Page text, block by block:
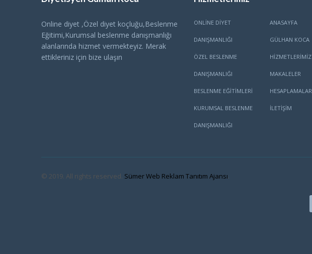
Online diyet ,Özel diyet koçluğu,Beslenme
Eğitimi,Kurumsal beslenme danışmanlığı
alanlarında hizmet vermekteyiz. Merak
ettikleriniz için bize ulaşın
ONLINE DIYET
DANIŞMANLIĞI
ÖZEL BESLENME
DANIŞMANLIĞI
BESLENME EĞITIMLERI
KURUMSAL BESLENME
DANIŞMANLIĞI
ANASAYFA
GÜLHAN KOCA
HİZMETLERİMİZ
MAKALELER
HESAPLAMALAR
İLETİŞİM
© 2019. All rights reserved. Sümer Web Reklam Tanıtım Ajansı.